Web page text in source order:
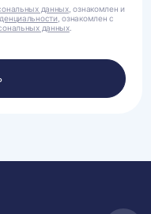
данных, ознакомлен и
, ознакомлен с
данных.